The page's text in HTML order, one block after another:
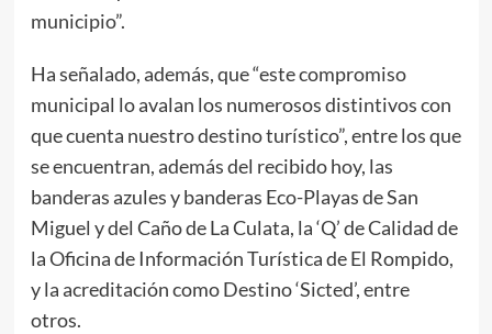
municipio”.
Ha señalado, además, que “este compromiso
municipal lo avalan los numerosos distintivos con
que cuenta nuestro destino turístico”, entre los que
se encuentran, además del recibido hoy, las
banderas azules y banderas Eco-Playas de San
Miguel y del Caño de La Culata, la ‘Q’ de Calidad de
la Oficina de Información Turística de El Rompido,
y la acreditación como Destino ‘Sicted’, entre
otros.